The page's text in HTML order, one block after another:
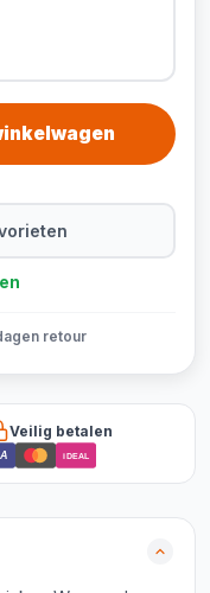
retour
Veilig betalen
iDEAL